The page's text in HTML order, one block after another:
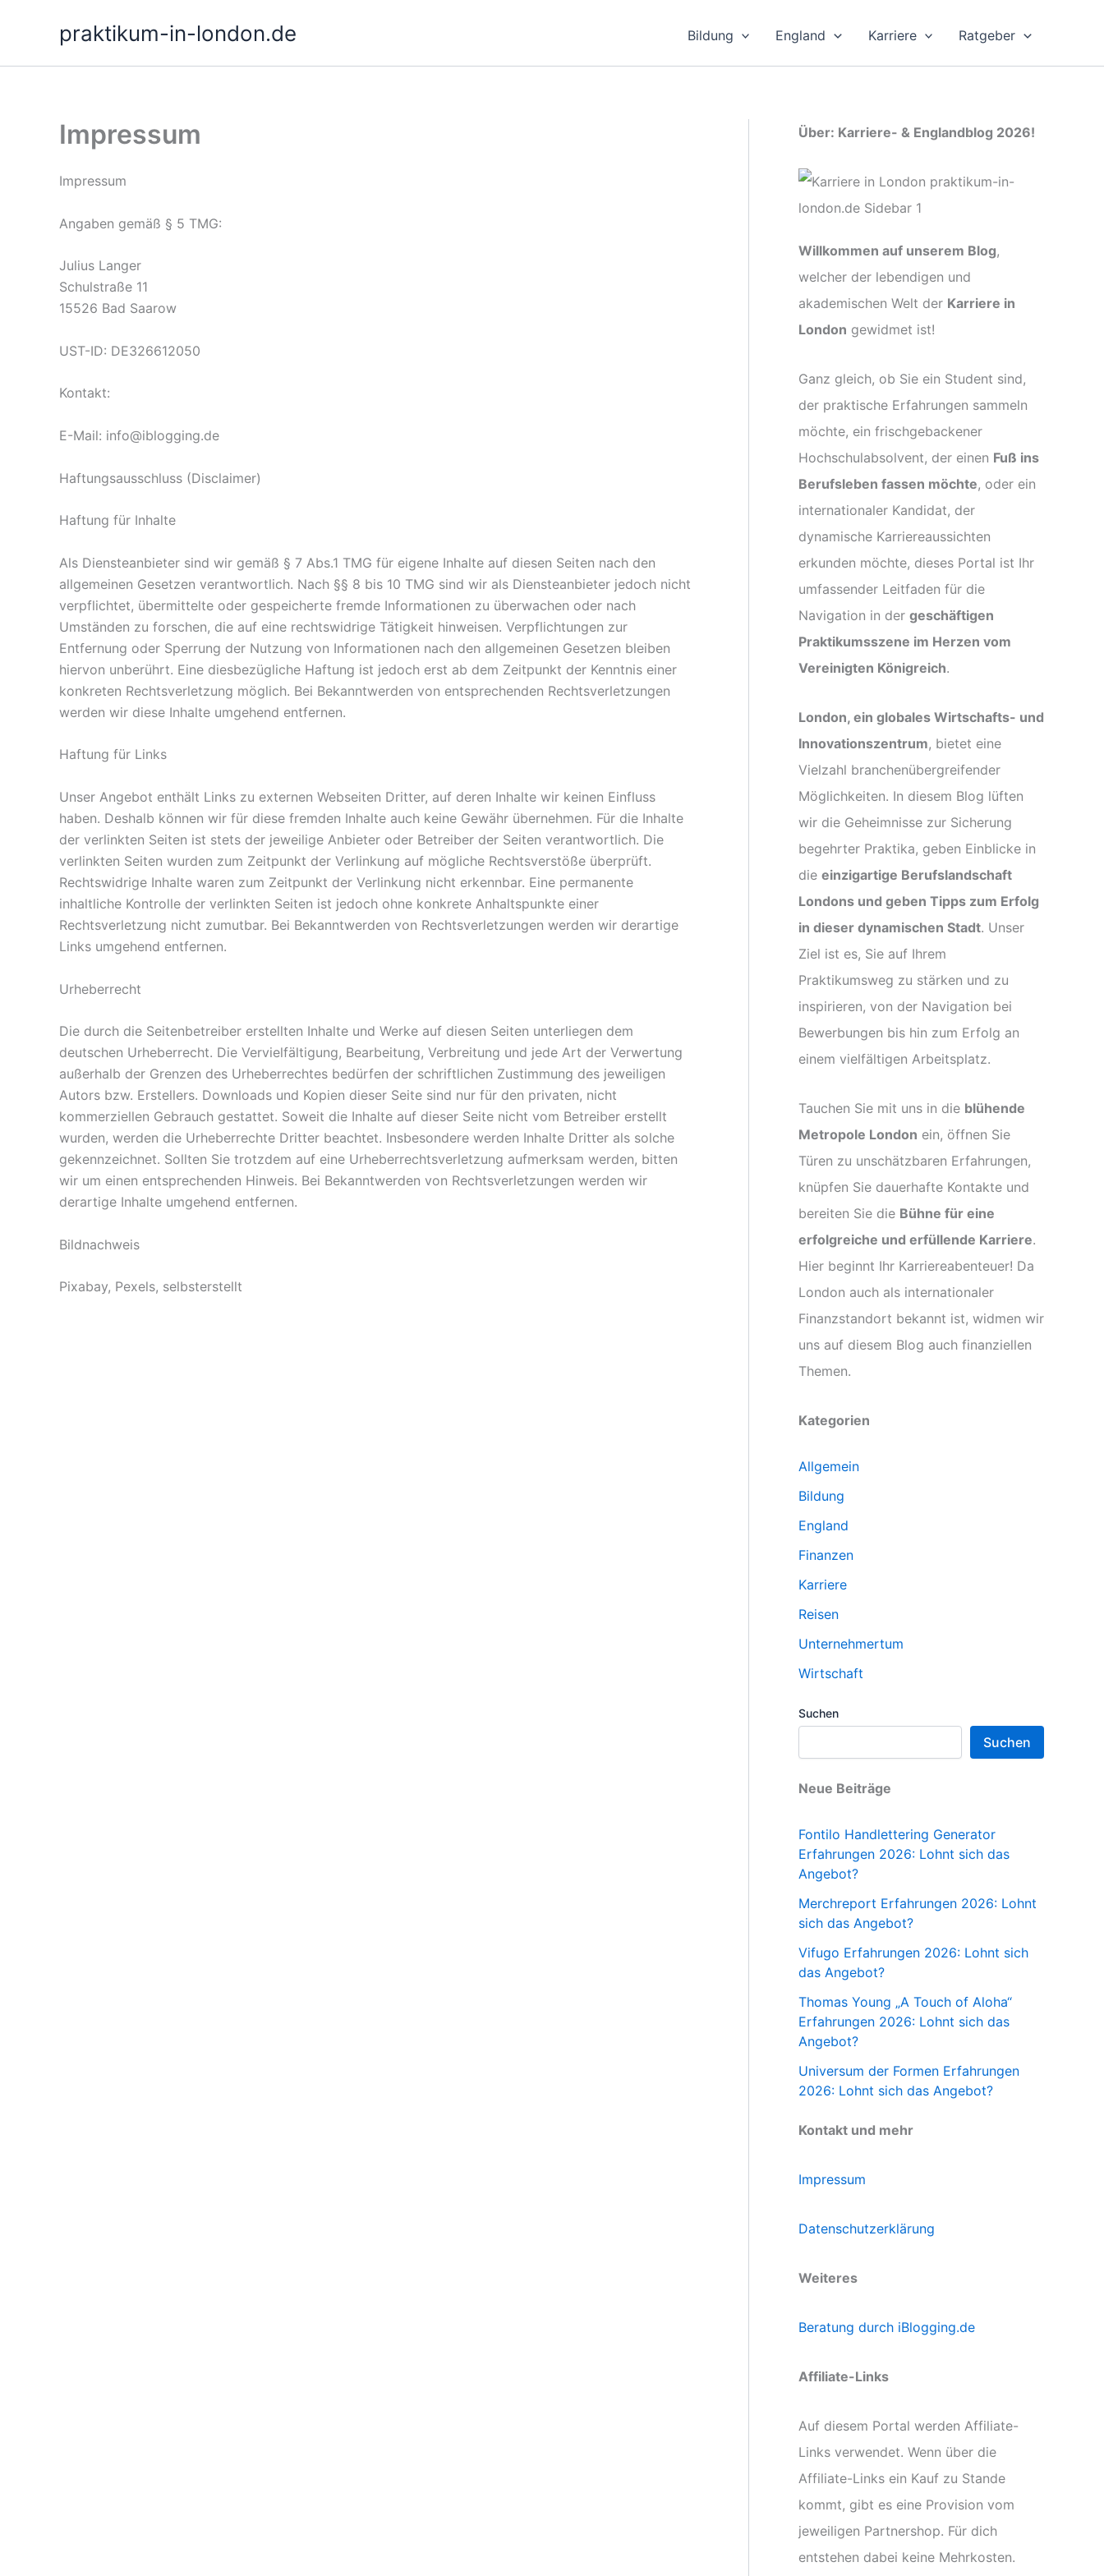
praktikum-in-london.de Bildung England Karriere Ratgeber
Impressum
Impressum
Angaben gemäß § 5 TMG:
Julius Langer
Schulstraße 11
15526 Bad Saarow
UST-ID: DE326612050
Kontakt:
E-Mail: info@iblogging.de
Haftungsausschluss (Disclaimer)
Haftung für Inhalte
Als Diensteanbieter sind wir gemäß § 7 Abs.1 TMG für eigene Inhalte auf diesen Seiten nach den
allgemeinen Gesetzen verantwortlich. Nach §§ 8 bis 10 TMG sind wir als Diensteanbieter jedoch nicht
verpflichtet, übermittelte oder gespeicherte fremde Informationen zu überwachen oder nach
Umständen zu forschen, die auf eine rechtswidrige Tätigkeit hinweisen. Verpflichtungen zur
Entfernung oder Sperrung der Nutzung von Informationen nach den allgemeinen Gesetzen bleiben
hiervon unberührt. Eine diesbezügliche Haftung ist jedoch erst ab dem Zeitpunkt der Kenntnis einer
konkreten Rechtsverletzung möglich. Bei Bekanntwerden von entsprechenden Rechtsverletzungen
werden wir diese Inhalte umgehend entfernen.
Haftung für Links
Unser Angebot enthält Links zu externen Webseiten Dritter, auf deren Inhalte wir keinen Einfluss
haben. Deshalb können wir für diese fremden Inhalte auch keine Gewähr übernehmen. Für die Inhalte
der verlinkten Seiten ist stets der jeweilige Anbieter oder Betreiber der Seiten verantwortlich. Die
verlinkten Seiten wurden zum Zeitpunkt der Verlinkung auf mögliche Rechtsverstöße überprüft.
Rechtswidrige Inhalte waren zum Zeitpunkt der Verlinkung nicht erkennbar. Eine permanente
inhaltliche Kontrolle der verlinkten Seiten ist jedoch ohne konkrete Anhaltspunkte einer
Rechtsverletzung nicht zumutbar. Bei Bekanntwerden von Rechtsverletzungen werden wir derartige
Links umgehend entfernen.
Urheberrecht
Die durch die Seitenbetreiber erstellten Inhalte und Werke auf diesen Seiten unterliegen dem
deutschen Urheberrecht. Die Vervielfältigung, Bearbeitung, Verbreitung und jede Art der Verwertung
außerhalb der Grenzen des Urheberrechtes bedürfen der schriftlichen Zustimmung des jeweiligen
Autors bzw. Erstellers. Downloads und Kopien dieser Seite sind nur für den privaten, nicht
kommerziellen Gebrauch gestattet. Soweit die Inhalte auf dieser Seite nicht vom Betreiber erstellt
wurden, werden die Urheberrechte Dritter beachtet. Insbesondere werden Inhalte Dritter als solche
gekennzeichnet. Sollten Sie trotzdem auf eine Urheberrechtsverletzung aufmerksam werden, bitten
wir um einen entsprechenden Hinweis. Bei Bekanntwerden von Rechtsverletzungen werden wir
derartige Inhalte umgehend entfernen.
Bildnachweis
Pixabay, Pexels, selbsterstellt
Über: Karriere- & Englandblog 2026!
Willkommen auf unserem Blog,
welcher der lebendigen und
akademischen Welt der Karriere in
London gewidmet ist!
Ganz gleich, ob Sie ein Student sind,
der praktische Erfahrungen sammeln
möchte, ein frischgebackener
Hochschulabsolvent, der einen Fuß ins
Berufsleben fassen möchte, oder ein
internationaler Kandidat, der
dynamische Karriereaussichten
erkunden möchte, dieses Portal ist Ihr
umfassender Leitfaden für die
Navigation in der geschäftigen
Praktikumsszene im Herzen vom
Vereinigten Königreich.
London, ein globales Wirtschafts- und
Innovationszentrum, bietet eine
Vielzahl branchenübergreifender
Möglichkeiten. In diesem Blog lüften
wir die Geheimnisse zur Sicherung
begehrter Praktika, geben Einblicke in
die einzigartige Berufslandschaft
Londons und geben Tipps zum Erfolg
in dieser dynamischen Stadt. Unser
Ziel ist es, Sie auf Ihrem
Praktikumsweg zu stärken und zu
inspirieren, von der Navigation bei
Bewerbungen bis hin zum Erfolg an
einem vielfältigen Arbeitsplatz.
Tauchen Sie mit uns in die blühende
Metropole London ein, öffnen Sie
Türen zu unschätzbaren Erfahrungen,
knüpfen Sie dauerhafte Kontakte und
bereiten Sie die Bühne für eine
erfolgreiche und erfüllende Karriere.
Hier beginnt Ihr Karriereabenteuer! Da
London auch als internationaler
Finanzstandort bekannt ist, widmen wir
uns auf diesem Blog auch finanziellen
Themen.
Kategorien
Allgemein
Bildung
England
Finanzen
Karriere
Reisen
Unternehmertum
Wirtschaft
Suchen
Suchen
Neue Beiträge
Fontilo Handlettering Generator
Erfahrungen 2026: Lohnt sich das
Angebot?
Merchreport Erfahrungen 2026: Lohnt
sich das Angebot?
Vifugo Erfahrungen 2026: Lohnt sich
das Angebot?
Thomas Young „A Touch of Aloha“
Erfahrungen 2026: Lohnt sich das
Angebot?
Universum der Formen Erfahrungen
2026: Lohnt sich das Angebot?
Kontakt und mehr
Impressum
Datenschutzerklärung
Weiteres
Beratung durch iBlogging.de
Affiliate-Links
Auf diesem Portal werden Affiliate-
Links verwendet. Wenn über die
Affiliate-Links ein Kauf zu Stande
kommt, gibt es eine Provision vom
jeweiligen Partnershop. Für dich
entstehen dabei keine Mehrkosten.